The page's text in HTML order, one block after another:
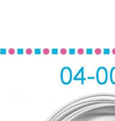
賞車購車